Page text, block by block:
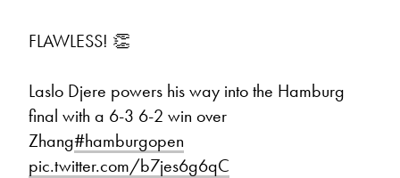
FLAWLESS! 👏
Laslo Djere powers his way into the Hamburg
final with a 6-3 6-2 win over
Zhang#hamburgopen
pic.twitter.com/b7jes6g6qC